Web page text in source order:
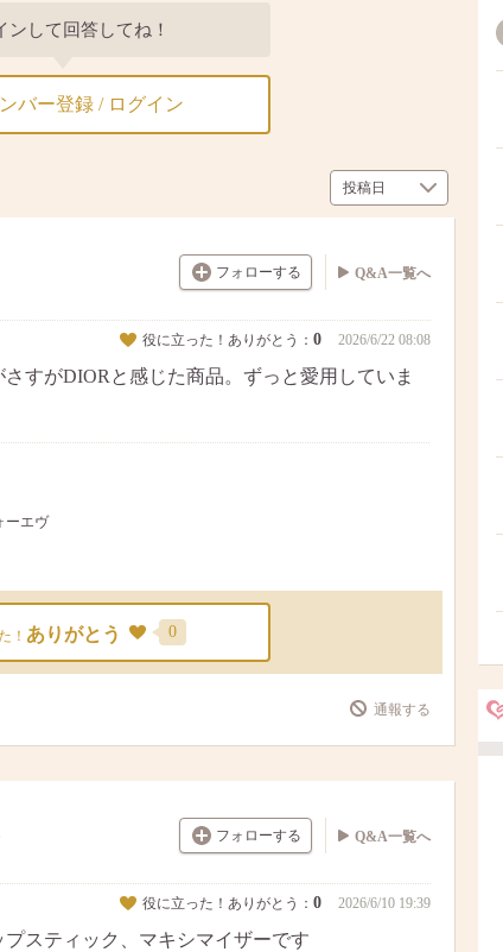
ンして回答してね！
バー登録 / ログイン
フォローする Q&A一覧へ
役に立った！ありがとう： 0 2026/6/22 08:08
すがDIORと感じた商品。ずっと愛用していま
ーエヴ
！ ありがとう 0
通報する
フォローする Q&A一覧へ
役に立った！ありがとう： 0 2026/6/10 19:39
スティック、マキシマイザーです